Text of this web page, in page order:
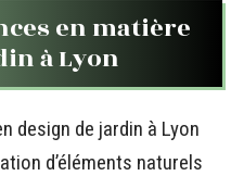
en matière
à Lyon
design de jardin à Lyon
d’éléments naturels